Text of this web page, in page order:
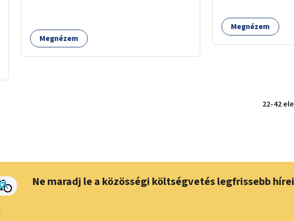
Megnézem
Megnézem
22-42
Ne maradj le a közösségi költségvetés legfrissebb